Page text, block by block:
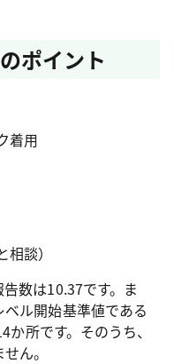
ポイント
着用
談）
数は10.37です。ま
ル開始基準値である
所です。そのうち、
ん。